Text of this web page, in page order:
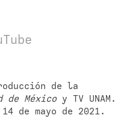
de México y TV UNAM.
de mayo de 2021.